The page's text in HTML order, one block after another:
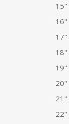
15"
16"
17"
18"
19"
20"
21"
22"